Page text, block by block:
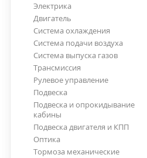
Электрика
Двигатель
Система охлаждения
Система подачи воздуха
Система выпуска газов
Трансмиссия
Рулевое управление
Подвеска
Подвеска и опрокидывание
кабины
Подвеска двигателя и КПП
Оптика
Тормоза механические